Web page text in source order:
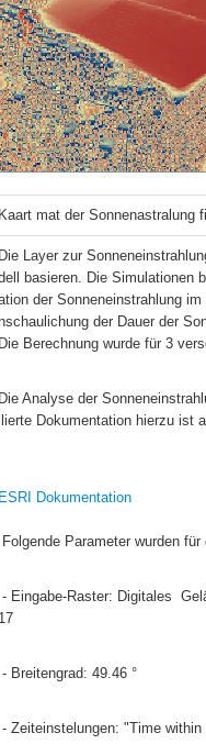
Kaart mat der Sonnenastralung
Die Layer zur
basieren. Die Simulationen
der Sonneneinstrahlung
der Dauer der
Die Berechnung wurde für 3
Die Analyse der
llierte Dokumentation hierzu ist
ESRI Dokumentation
Folgende Parameter wurden
17
- Breitengrad: 49.46 °
- Zeiteinstelungen: "Time